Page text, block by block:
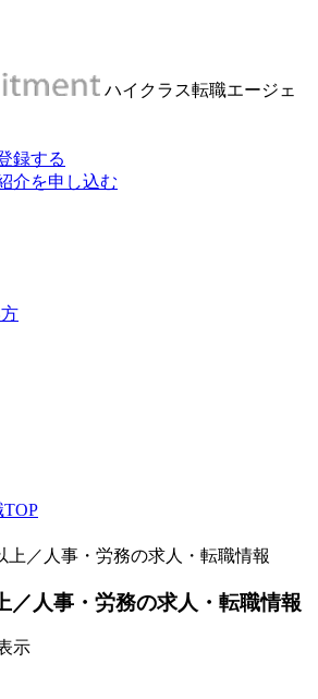
ハイクラス転職エージェ
録する
介を申し込む
上／人事・労務の求人・転職情報
／人事・労務の求人・転職情報
示